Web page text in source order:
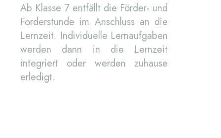
Ab Klasse 7 entfällt die Förder- und
Forderstunde im Anschluss an die
Lernzeit. Individuelle Lernaufgaben
werden dann in die Lernzeit
integriert oder werden zuhause
erledigt.